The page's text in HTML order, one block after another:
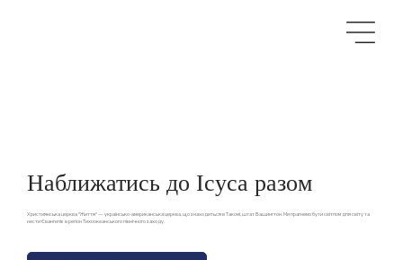
Наближатись до Ісуса разом
Християнська церква "Життя" — українсько-американська церква, що знаходиться в Такомі, штат Вашингтон. Ми прагнемо бути світлом для світу та
нести Євангеліє в регіон Тихоокеанського північного заходу.